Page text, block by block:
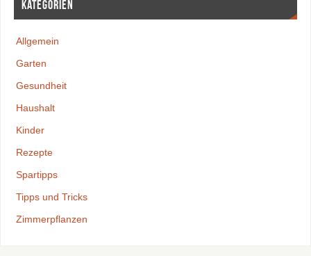
Kategorien
Allgemein
Garten
Gesundheit
Haushalt
Kinder
Rezepte
Spartipps
Tipps und Tricks
Zimmerpflanzen